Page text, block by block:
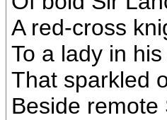
A red-cross
To a lady in
That sparkled
Beside remote